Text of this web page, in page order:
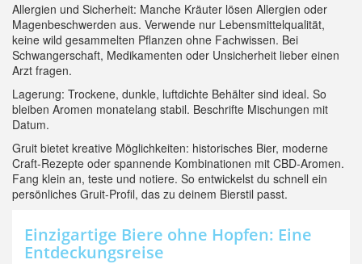
Allergien und Sicherheit: Manche Kräuter lösen Allergien oder
Magenbeschwerden aus. Verwende nur Lebensmittelqualität,
keine wild gesammelten Pflanzen ohne Fachwissen. Bei
Schwangerschaft, Medikamenten oder Unsicherheit lieber einen
Arzt fragen.
Lagerung: Trockene, dunkle, luftdichte Behälter sind ideal. So
bleiben Aromen monatelang stabil. Beschrifte Mischungen mit
Datum.
Gruit bietet kreative Möglichkeiten: historisches Bier, moderne
Craft‑Rezepte oder spannende Kombinationen mit CBD‑Aromen.
Fang klein an, teste und notiere. So entwickelst du schnell ein
persönliches Gruit‑Profil, das zu deinem Bierstil passt.
Einzigartige Biere ohne Hopfen: Eine
Entdeckungsreise